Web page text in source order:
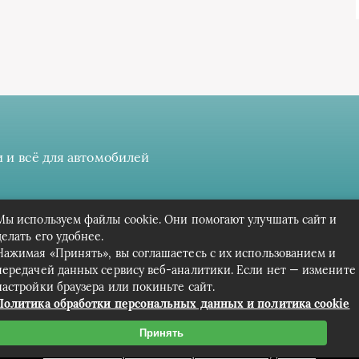
всё для автомобилей
разрешение на сбор, анализ и хранение своих
Вся информация предоставлена в ознакомительных целях.
Связаться с редакцией сайта: cpark-avto.ru@mailwebsite.ru
используем файлы cookie. Они помогают улучшать сайт и
его удобнее.
«Принять», вы соглашаетесь с их использованием и
данных сервису веб-аналитики. Если нет — измените
браузера или покиньте сайт.
обработки персональных данных и политика cookie
Принять